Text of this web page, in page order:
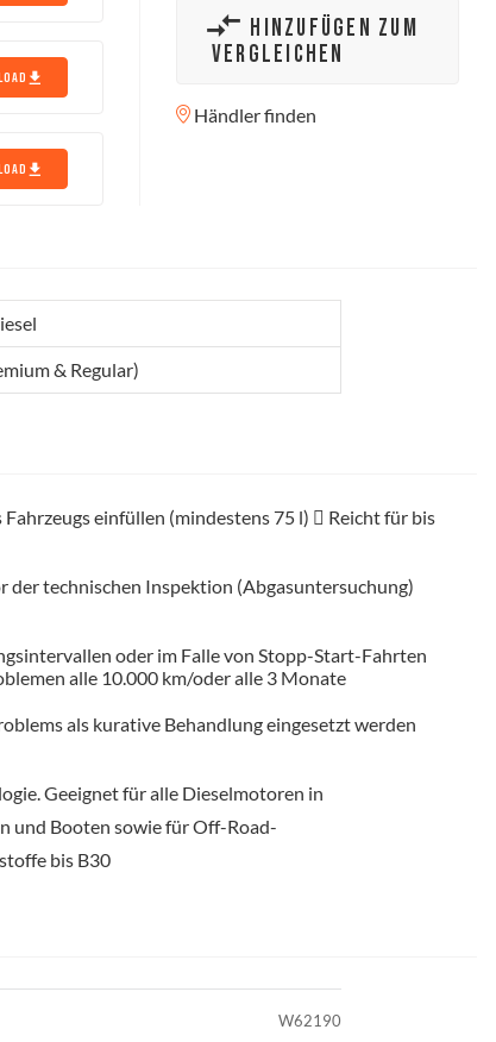
HINZUFÜGEN ZUM
VERGLEICHEN
Händler finden
& Regular)
einfüllen (mindestens 75 l)  Reicht für bis
der technischen Inspektion (Abgasuntersuchung)
oder im Falle von Stopp-Start-Fahrten
alle 10.000 km/oder alle 3 Monate
als kurative Behandlung eingesetzt werden
Geeignet für alle Dieselmotoren in
und Booten sowie für Off-Road-
bis B30
W62190